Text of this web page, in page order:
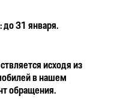
до 31 января.
исходя из
в нашем
обращения.